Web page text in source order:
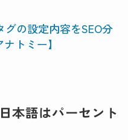
グの設定内容をSEO分
トミー】
本語はパーセント